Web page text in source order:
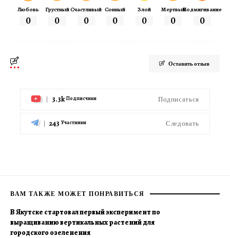
Любовь
0
Грустный
0
Счастливый
0
Сонный
0
Злой
0
Мертвый
0
Подмигивание
0
Оставить отзыв
3.3k Подписчики Подписаться
243 Участники Следовать
ВАМ ТАКЖЕ МОЖЕТ ПОНРАВИТЬСЯ
В Якутске стартовал первый эксперимент по
выращиванию вертикальных растений для
городского озеленения